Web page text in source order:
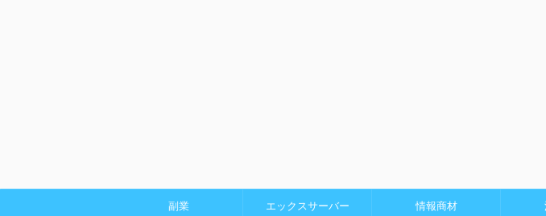
副業 エックスサーバー 情報商材